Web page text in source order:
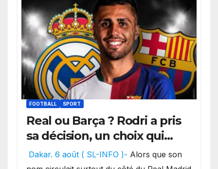
FOOTBALL SPORT
Real ou Barça ? Rodri a pris
sa décision, un choix qui
pourrait faire grand bruit
sur le marché des
Dakar. 6 août ( SL-INFO )- Alors que son